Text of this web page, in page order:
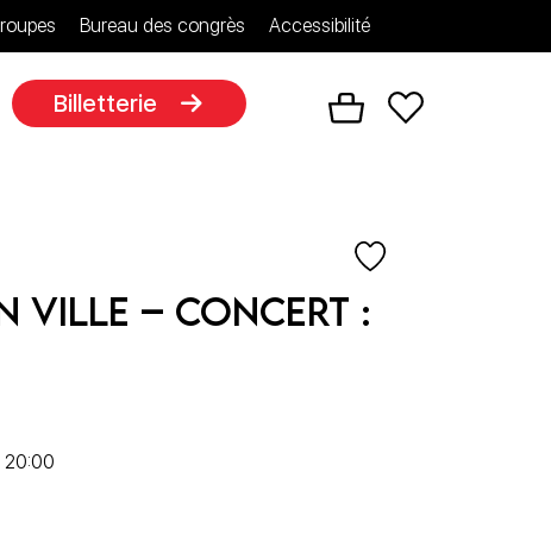
Bureau des congrès Accessibilité
Billetterie
ville – Concert :
20:00